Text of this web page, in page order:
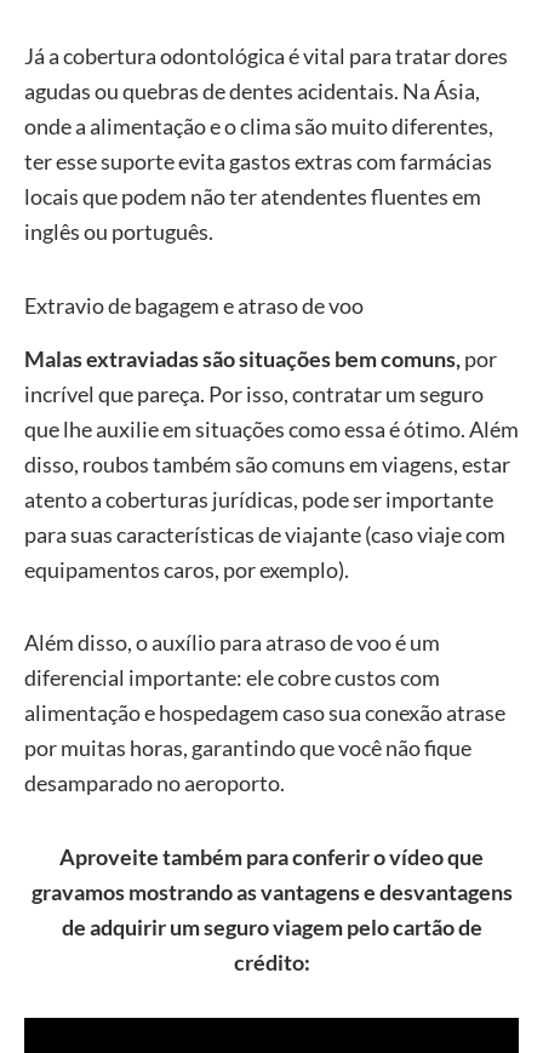
Já a cobertura odontológica é vital para tratar dores
agudas ou quebras de dentes acidentais. Na Ásia,
onde a alimentação e o clima são muito diferentes,
ter esse suporte evita gastos extras com farmácias
locais que podem não ter atendentes fluentes em
inglês ou português.
Extravio de bagagem e atraso de voo
Malas extraviadas são situações bem comuns,por
incrível que pareça. Por isso, contratar um seguro
que lhe auxilie em situações como essa é ótimo. Além
disso, roubos também são comuns em viagens, estar
atento a coberturas jurídicas, pode ser importante
para suas características de viajante (caso viaje com
equipamentos caros, por exemplo).
Além disso, o auxílio para atraso de voo é um
diferencial importante: ele cobre custos com
alimentação e hospedagem caso sua conexão atrase
por muitas horas, garantindo que você não fique
desamparado no aeroporto.
Aproveite também para conferir o vídeo que
gravamos mostrando as vantagens e desvantagens
de adquirir um seguro viagem pelo cartão de
crédito: